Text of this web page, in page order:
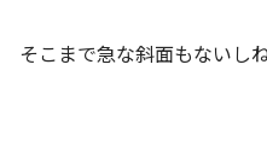
そこまで急な斜面もないし